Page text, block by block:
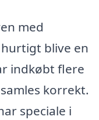
med
blive en
indkøbt flere
korrekt.
speciale i